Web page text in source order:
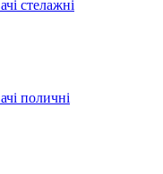
стелажні
поличні